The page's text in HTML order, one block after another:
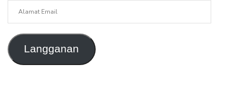
Langganan